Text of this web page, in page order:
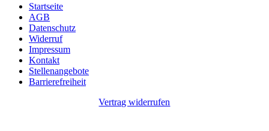
Startseite
AGB
Datenschutz
Widerruf
Impressum
Kontakt
Stellenangebote
Barrierefreiheit
Vertrag widerrufen